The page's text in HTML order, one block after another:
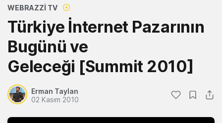
WEBRAZZI TV
Türkiye İnternet Pazarının
Bugünü ve
Geleceği [Summit 2010]
Erman Taylan
02 Kasım 2010